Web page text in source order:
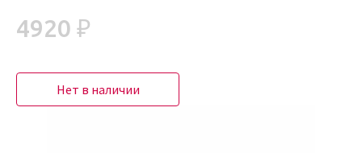
Нет в наличии
4920 ₽